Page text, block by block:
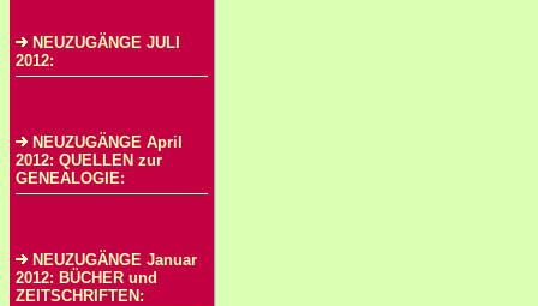
NEUZUGÄNGE JULI
2012:
NEUZUGÄNGE April
2012: QUELLEN zur
GENEALOGIE:
NEUZUGÄNGE Januar
2012: BÜCHER und
ZEITSCHRIFTEN: